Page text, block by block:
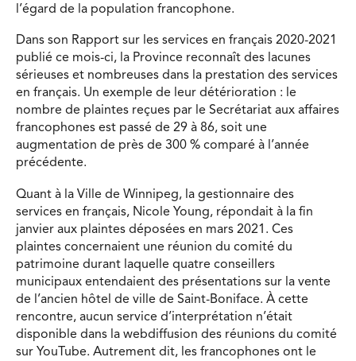
l’égard de la population francophone.
Dans son Rapport sur les services en français 2020-2021
publié ce mois-ci, la Province reconnaît des lacunes
sérieuses et nombreuses dans la prestation des services
en français. Un exemple de leur détérioration : le
nombre de plaintes reçues par le Secrétariat aux affaires
francophones est passé de 29 à 86, soit une
augmentation de près de 300 % comparé à l’année
précédente.
Quant à la Ville de Winnipeg, la gestionnaire des
services en français, Nicole Young, répondait à la fin
janvier aux plaintes déposées en mars 2021. Ces
plaintes concernaient une réunion du comité du
patrimoine durant laquelle quatre conseillers
municipaux entendaient des présentations sur la vente
de l’ancien hôtel de ville de Saint-Boniface. À cette
rencontre, aucun service d’interprétation n’était
disponible dans la webdiffusion des réunions du comité
sur YouTube. Autrement dit, les francophones ont le